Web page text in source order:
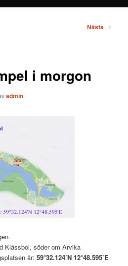
Nästa →
i morgon
admin
Klässbol, söder om Arvika
är:59°32.124’N 12°48.595’E